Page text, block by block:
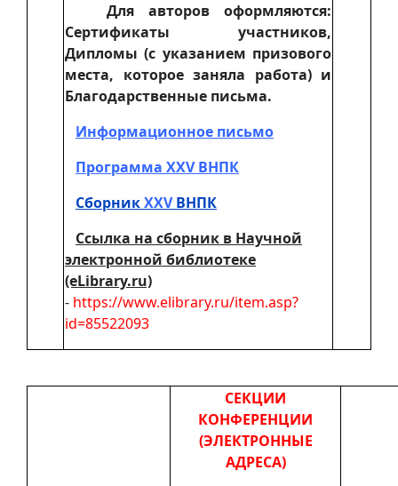
Для авторов оформляются:
Сертификаты участников,
Дипломы (с указанием призового
места, которое заняла работа) и
Благодарственные письма.
Информационное письмо
Программа XXV ВНПК
СборникXXVВНПК
Ссылка на сборник в Научной
электронной библиотеке
(eLibrary.ru)
- https://www.elibrary.ru/item.asp?
id=85522093
СЕКЦИИ
КОНФЕРЕНЦИИ
(ЭЛЕКТРОННЫЕ
АДРЕСА)